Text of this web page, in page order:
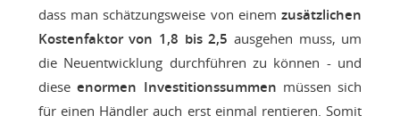
dass man schätzungsweise von einemzusätzlichen
Kostenfaktor von 1,8 bis 2,5 ausgehen muss, um
die Neuentwicklung durchführen zu können - und
dieseenormen Investitionssummen müssen sich
für einen Händler auch erst einmal rentieren. Somit